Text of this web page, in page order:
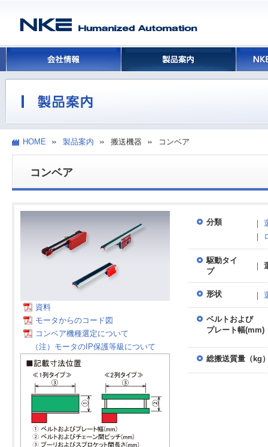
HOME 製品案内 搬送機器 コンベア
コンベア
資料
モータからのコード図
コンベア機種選定について
（注）モータのIP保護等級について
分類 ｜
｜
駆動タイ
プ
｜
形状 ｜
ベルトおよび
プレート幅(mm)
総搬送質量（kg